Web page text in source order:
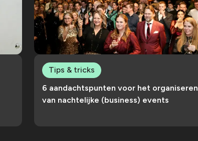
6 aandachtspunten voor het organiseren
van nachtelijke (business) events
Tips & tricks